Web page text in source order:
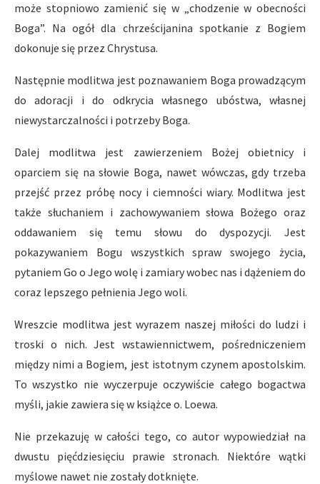
może stopniowo zamienić się w „chodzenie w obecności
Boga”. Na ogół dla chrześcijanina spotkanie z Bogiem
dokonuje się przez Chrystusa.
Następnie modlitwa jest poznawaniem Boga prowadzącym
do adoracji i do odkrycia własnego ubóstwa, własnej
niewystarczalności i potrzeby Boga.
Dalej modlitwa jest zawierzeniem Bożej obietnicy i
oparciem się na słowie Boga, nawet wówczas, gdy trzeba
przejść przez próbę nocy i ciemności wiary. Modlitwa jest
także słuchaniem i zachowywaniem słowa Bożego oraz
oddawaniem się temu słowu do dyspozycji. Jest
pokazywaniem Bogu wszystkich spraw swojego życia,
pytaniem Go o Jego wolę i zamiary wobec nas i dążeniem do
coraz lepszego pełnienia Jego woli.
Wreszcie modlitwa jest wyrazem naszej miłości do ludzi i
troski o nich. Jest wstawiennictwem, pośredniczeniem
między nimi a Bogiem, jest istotnym czynem apostolskim.
To wszystko nie wyczerpuje oczywiście całego bogactwa
myśli, jakie zawiera się w książce o. Loewa.
Nie przekazuję w całości tego, co autor wypowiedział na
dwustu pięćdziesięciu prawie stronach. Niektóre wątki
myślowe nawet nie zostały dotknięte.